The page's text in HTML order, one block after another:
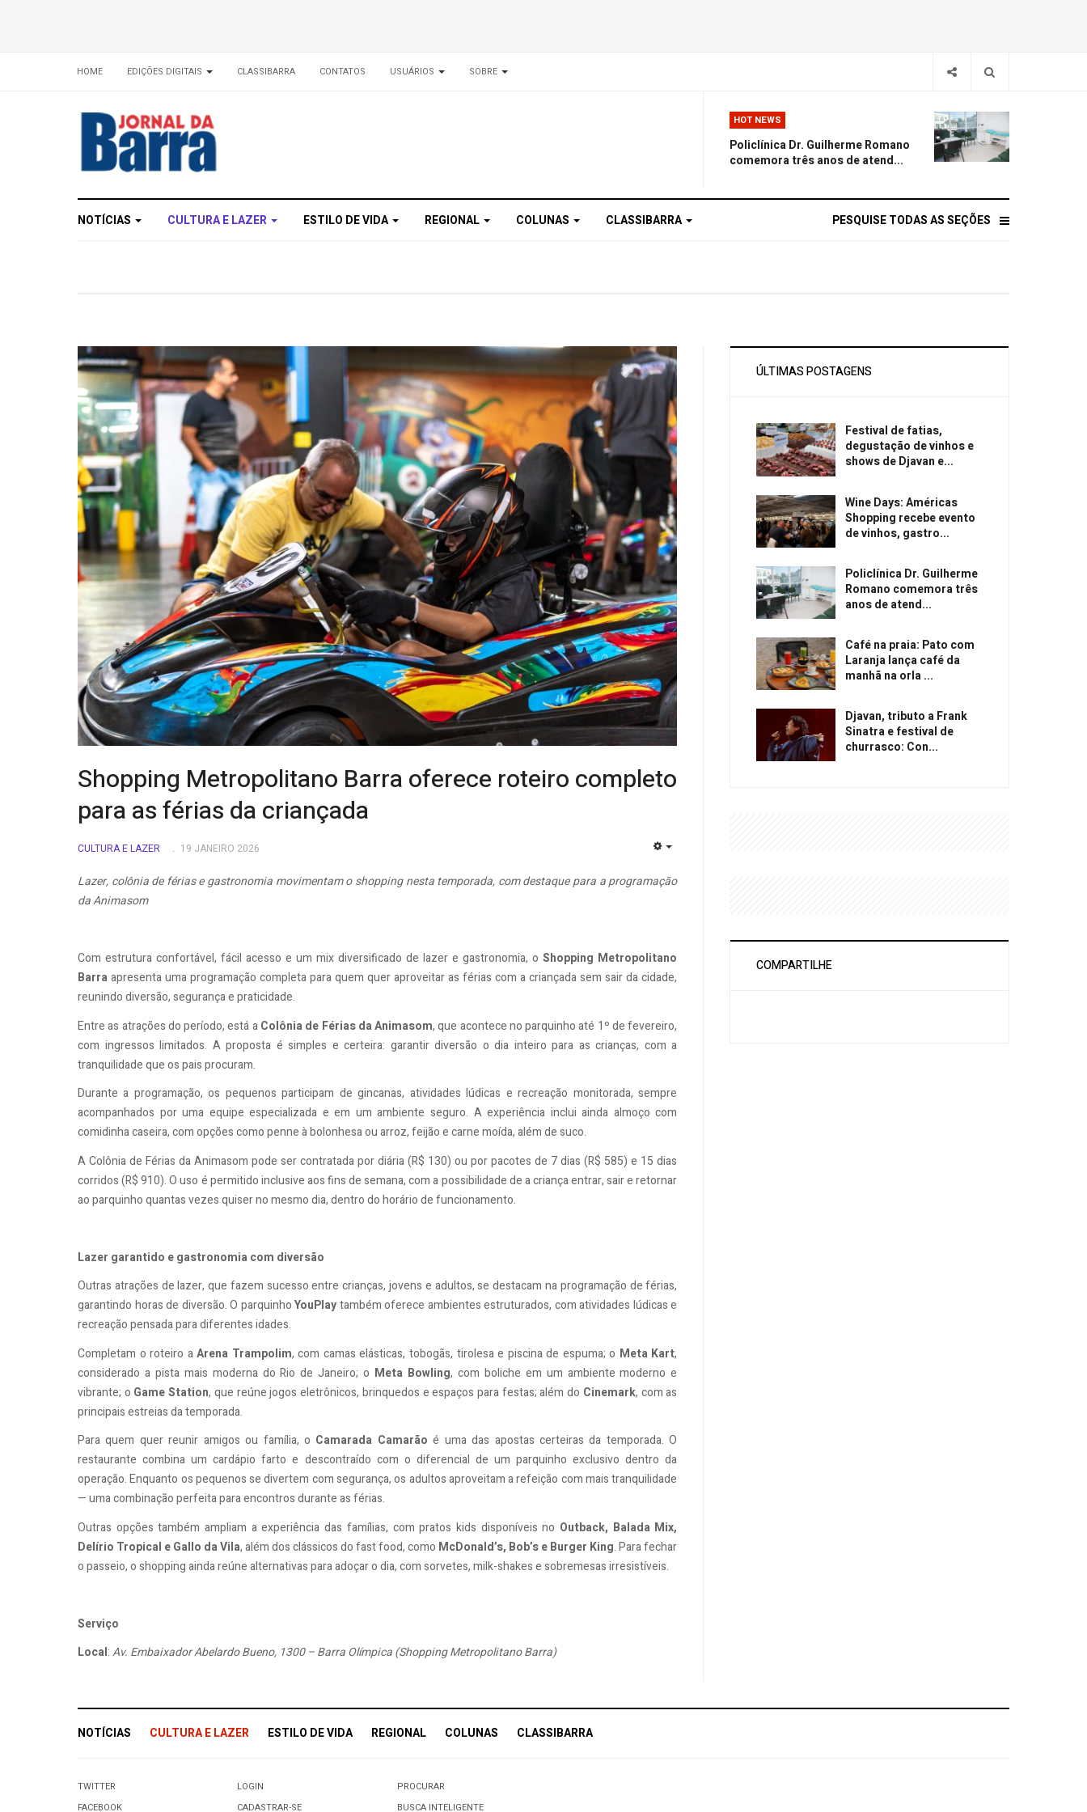
HOME EDIÇÕES DIGITAIS CLASSIBARRA CONTATOS USUÁRIOS SOBRE
HOT NEWS
Policlínica Dr. Guilherme Romano
comemora três anos de atend...
NOTÍCIAS CULTURA E LAZER ESTILO DE VIDA REGIONAL COLUNAS CLASSIBARRA PESQUISE TODAS AS SEÇÕES
Shopping Metropolitano Barra oferece roteiro completo
para as férias da criançada
CULTURA E LAZER 19 JANEIRO 2026
Lazer, colônia de férias e gastronomia movimentam o shopping nesta temporada, com destaque para a programação
da Animasom
Com estrutura confortável, fácil acesso e um mix diversificado de lazer e gastronomia, oShopping Metropolitano
Barra apresenta uma programação completa para quem quer aproveitar as férias com a criançada sem sair da cidade,
reunindo diversão, segurança e praticidade.
Entre as atrações do período, está aColônia de Férias da Animasom, que acontece no parquinho até 1º de fevereiro,
com ingressos limitados. A proposta é simples e certeira: garantir diversão o dia inteiro para as crianças, com a
tranquilidade que os pais procuram.
Durante a programação, os pequenos participam de gincanas, atividades lúdicas e recreação monitorada, sempre
acompanhados por uma equipe especializada e em um ambiente seguro. A experiência inclui ainda almoço com
comidinha caseira, com opções como penne à bolonhesa ou arroz, feijão e carne moída, além de suco.
A Colônia de Férias da Animasom pode ser contratada por diária (R$ 130) ou por pacotes de 7 dias (R$ 585) e 15 dias
corridos (R$ 910). O uso é permitido inclusive aos fins de semana, com a possibilidade de a criança entrar, sair e retornar
ao parquinho quantas vezes quiser no mesmo dia, dentro do horário de funcionamento.
Lazer garantido e gastronomia com diversão
Outras atrações de lazer, que fazem sucesso entre crianças, jovens e adultos, se destacam na programação de férias,
garantindo horas de diversão. O parquinhoYouPlaytambém oferece ambientes estruturados, com atividades lúdicas e
recreação pensada para diferentes idades.
Completam o roteiro aArena Trampolim, com camas elásticas, tobogãs, tirolesa e piscina de espuma; o Meta Kart,
considerado a pista mais moderna do Rio de Janeiro; o Meta Bowling, com boliche em um ambiente moderno e
vibrante; o Game Station, que reúne jogos eletrônicos, brinquedos e espaços para festas; além do Cinemark, com as
principais estreias da temporada.
Para quem quer reunir amigos ou família, o Camarada Camarão é uma das apostas certeiras da temporada. O
restaurante combina um cardápio farto e descontraído com o diferencial de um parquinho exclusivo dentro da
operação. Enquanto os pequenos se divertem com segurança, os adultos aproveitam a refeição com mais tranquilidade
— uma combinação perfeita para encontros durante as férias.
Outras opções também ampliam a experiência das famílias, com pratos kids disponíveis no Outback, Balada Mix,
Delírio Tropical e Gallo da Vila, além dos clássicos do fast food, como McDonald’s, Bob’s e Burger King. Para fechar
o passeio, o shopping ainda reúne alternativas para adoçar o dia, com sorvetes, milk-shakes e sobremesas irresistíveis.
Serviço
Local:Av. Embaixador Abelardo Bueno, 1300 – Barra Olímpica (Shopping Metropolitano Barra)
ÚLTIMAS POSTAGENS
Festival de fatias,
degustação de vinhos e
shows de Djavan e...
Wine Days: Américas
Shopping recebe evento
de vinhos, gastro...
Policlínica Dr. Guilherme
Romano comemora três
anos de atend...
Café na praia: Pato com
Laranja lança café da
manhã na orla ...
Djavan, tributo a Frank
Sinatra e festival de
churrasco: Con...
COMPARTILHE
NOTÍCIAS CULTURA E LAZER ESTILO DE VIDA REGIONAL COLUNAS CLASSIBARRA
TWITTER
FACEBOOK
LOGIN
CADASTRAR-SE
PROCURAR
BUSCA INTELIGENTE